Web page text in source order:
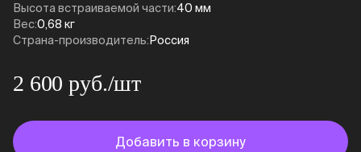
Высота встраиваемой части:40 мм
Вес:0,68 кг
Страна-производитель: Россия
2 600 руб./шт
Добавить в корзину